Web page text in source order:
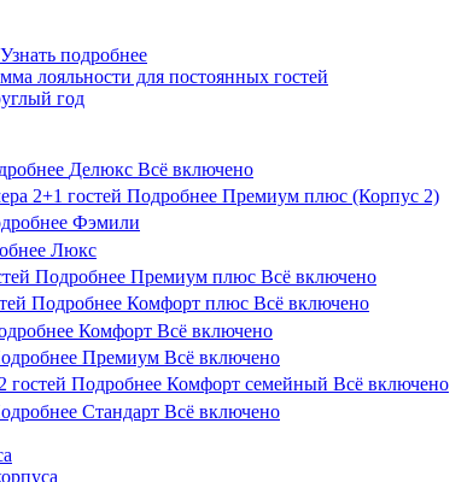
Узнать подробнее
лояльности для постоянных гостей
год
Делюкс Всё включено
2+1 гостей Подробнее Премиум плюс (Корпус 2)
Фэмили
Люкс
Подробнее Премиум плюс Всё включено
Подробнее Комфорт плюс Всё включено
Комфорт Всё включено
Премиум Всё включено
гостей Подробнее Комфорт семейный Всё включено
Стандарт Всё включено